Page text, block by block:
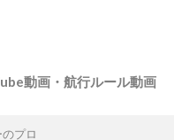
動画・航行ルール動画
プロ